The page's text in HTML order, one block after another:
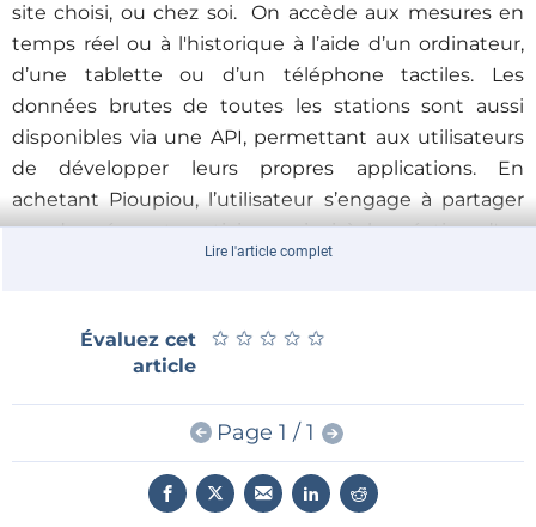
site choisi, ou chez soi. On accède aux mesures en
temps réel ou à l'historique à l’aide d’un ordinateur,
d’une tablette ou d’un téléphone tactiles. Les
données brutes de toutes les stations sont aussi
disponibles via une API, permettant aux utilisateurs
de développer leurs propres applications. En
achetant Pioupiou, l’utilisateur s’engage à partager
ses données, et participera ainsi à la création d'un
vaste réseau universel d’observations ouvertes.
professionnels et particuliers dont les activités sont
tributaires de la météo locale, mais aussi les
agriculteurs et d'autres professions) adoptent cette
balise météo autonome abordable et collaborative, ils
se renseigneront mutuellement, gratuitement et en
temps réel sur tout le territoire, sur les conditions de
Lire l'article complet
Évaluez cet
article
★ ★ ★ ★ ★
★ ★ ★ ★ ★
Page 1 / 1